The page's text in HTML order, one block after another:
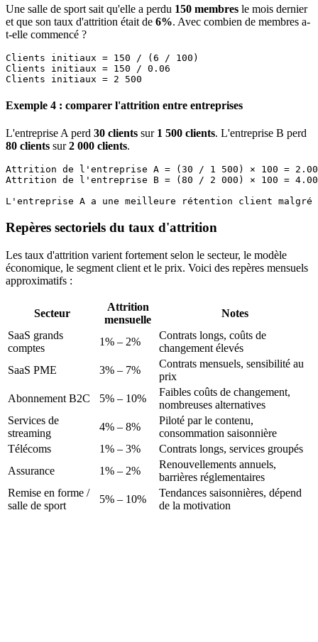
Une salle de sport sait qu'elle a perdu 150 membres le mois dernier
et que son taux d'attrition était de 6%. Avec combien de membres a-
t-elle commencé ?
Clients initiaux = 150 / (6 / 100)
Clients initiaux = 150 / 0.06
Exemple 4 : comparer l'attrition entre entreprises
L'entreprise A perd 30 clients sur 1 500 clients. L'entreprise B perd
80 clients sur2 000 clients.
Attrition de l'entreprise A = (30 / 1 500) × 100 =
Attrition de l'entreprise B = (80 / 2 000) × 100 =
Repères sectoriels du taux d'attrition
Les taux d'attrition varient fortement selon le secteur, le modèle
économique, le segment client et le prix. Voici des repères mensuels
approximatifs :
Secteur
Attrition
mensuelle
Notes
SaaS grands
comptes
1% – 2%
Contrats longs, coûts de
changement élevés
SaaS PME
3% – 7%
Contrats mensuels, sensibilité au
prix
Abonnement B2C
5% – 10%
Faibles coûts de changement,
nombreuses alternatives
Services de
streaming
4% – 8%
Piloté par le contenu,
consommation saisonnière
Télécoms
1% – 3%
Contrats longs, services groupés
Assurance
1% – 2%
Renouvellements annuels,
barrières réglementaires
Remise en forme /
salle de sport
5% – 10%
Tendances saisonnières, dépend
de la motivation